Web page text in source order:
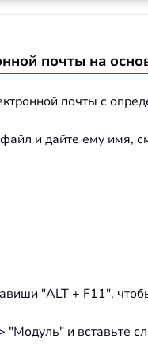
почты на
почты с
и дайте ему имя,
"ALT + F11",
"Модуль" и вставьте